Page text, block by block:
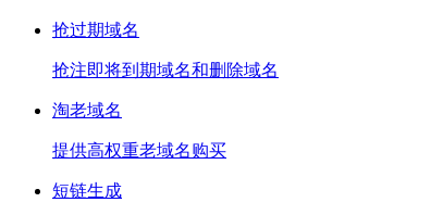
抢过期域名
抢注即将到期域名和删除域名
淘老域名
提供高权重老域名购买
短链生成